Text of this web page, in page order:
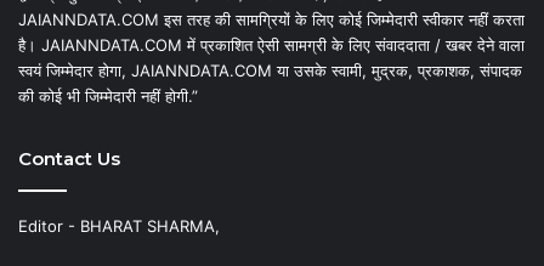
JAIANNDATA.COM इस तरह की सामग्रियों के लिए कोई जिम्मेदारी स्वीकार नहीं करता
है। JAIANNDATA.COM में प्रकाशित ऐसी सामग्री के लिए संवाददाता / खबर देने वाला
स्वयं जिम्मेदार होगा, JAIANNDATA.COM या उसके स्वामी, मुद्रक, प्रकाशक, संपादक
की कोई भी जिम्मेदारी नहीं होगी.”
Contact Us
Editor - BHARAT SHARMA,